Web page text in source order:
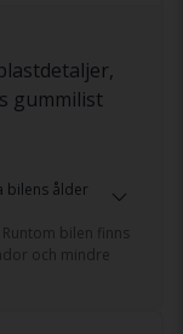
gummilist
bilens ålder
bilen finns
och mindre